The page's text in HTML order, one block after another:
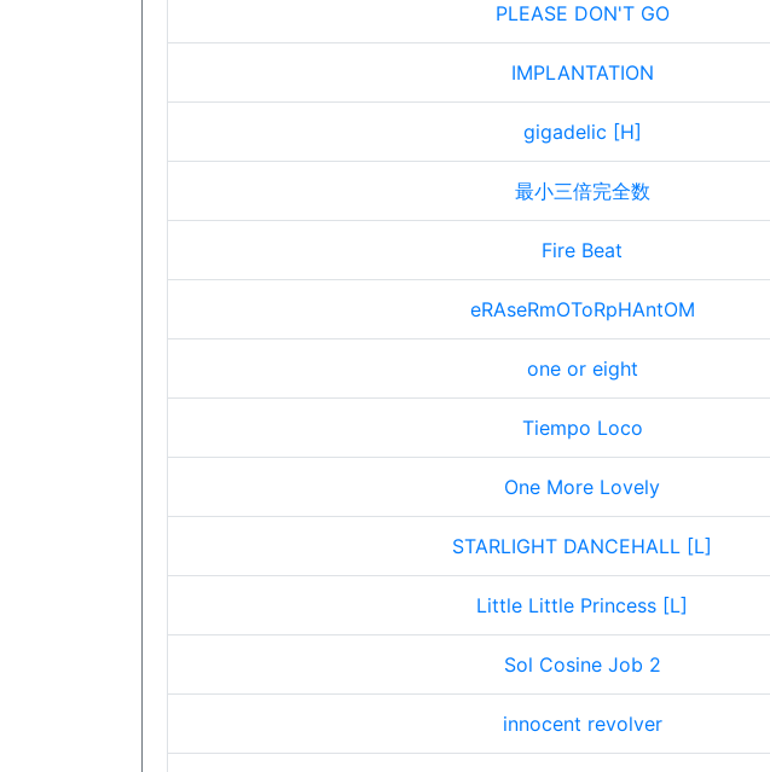
PLEASE DON'T GO
IMPLANTATION
gigadelic [H]
最小三倍完全数
Fire Beat
eRAseRmOToRpHAntOM
one or eight
Tiempo Loco
One More Lovely
STARLIGHT DANCEHALL [L]
Little Little Princess [L]
Sol Cosine Job 2
innocent revolver